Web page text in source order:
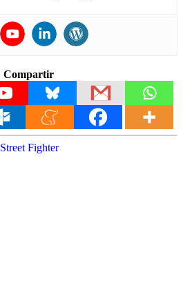
Compartir
Street Fighter